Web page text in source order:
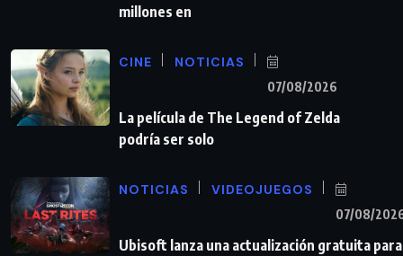
millones en
CINE NOTICIAS
07/08/2026
La película de The Legend of Zelda
podría ser solo
NOTICIAS VIDEOJUEGOS
07/08/
Ubisoft lanza una actualización gratuita para